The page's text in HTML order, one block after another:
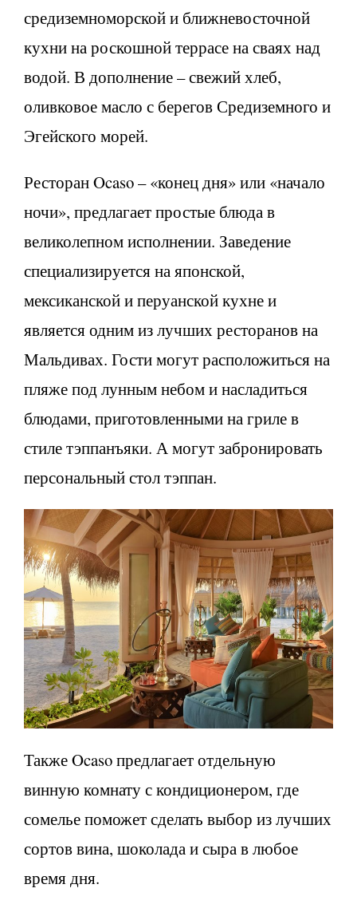
средиземноморской и ближневосточной
кухни на роскошной террасе на сваях над
водой. В дополнение – свежий хлеб,
оливковое масло с берегов Средиземного и
Эгейского морей.
Ресторан Ocaso – «конец дня» или «начало
ночи», предлагает простые блюда в
великолепном исполнении. Заведение
специализируется на японской,
мексиканской и перуанской кухне и
является одним из лучших ресторанов на
Мальдивах. Гости могут расположиться на
пляже под лунным небом и насладиться
блюдами, приготовленными на гриле в
стиле тэппанъяки. А могут забронировать
персональный стол тэппан.
Также Ocaso предлагает отдельную
винную комнату с кондиционером, где
сомелье поможет сделать выбор из лучших
сортов вина, шоколада и сыра в любое
время дня.